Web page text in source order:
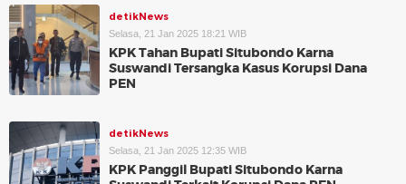
detikNews
Selasa, 21 Jan 2025 18:21 WIB
KPK Tahan Bupati Situbondo Karna
Suswandi Tersangka Kasus Korupsi Dana
PEN
detikNews
Selasa, 21 Jan 2025 12:35 WIB
KPK Panggil Bupati Situbondo Karna